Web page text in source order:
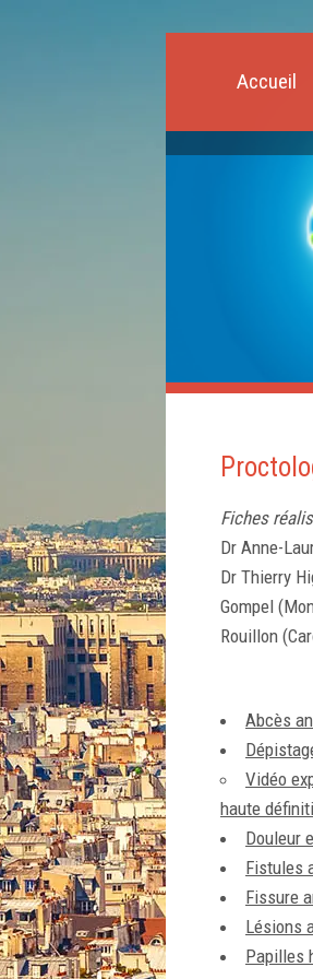
Accueil
Fiches
Dr Anne-
Dr Thierry
Gompel
Rouillon
Abcès
Vidéo
haute
Douleur
Fistules
Fissure
Lésions
Papilles